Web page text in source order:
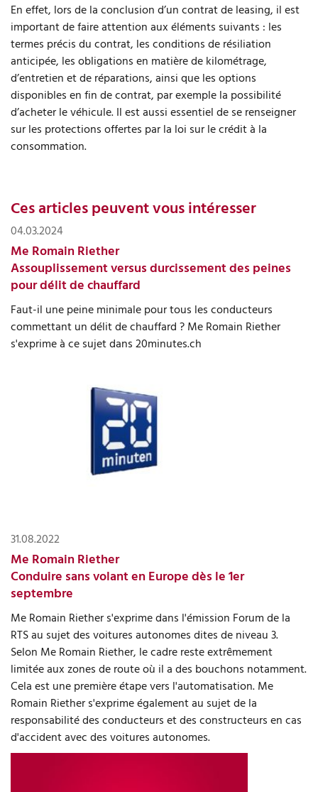
En effet, lors de la conclusion d’un contrat de leasing, il est
important de faire attention aux éléments suivants : les
termes précis du contrat, les conditions de résiliation
anticipée, les obligations en matière de kilométrage,
d’entretien et de réparations, ainsi que les options
disponibles en fin de contrat, par exemple la possibilité
d’acheter le véhicule. Il est aussi essentiel de se renseigner
sur les protections offertes par la loi sur le crédit à la
consommation.
Ces articles peuvent vous intéresser
04.03.2024
Me Romain Riether
Assouplissement versus durcissement des peines
pour délit de chauffard
Faut-il une peine minimale pour tous les conducteurs
commettant un délit de chauffard ? Me Romain Riether
s'exprime à ce sujet dans 20minutes.ch
31.08.2022
Me Romain Riether
Conduire sans volant en Europe dès le 1er
septembre
Me Romain Riether s'exprime dans l'émission Forum de la
RTS au sujet des voitures autonomes dites de niveau 3.
Selon Me Romain Riether, le cadre reste extrêmement
limitée aux zones de route où il a des bouchons notamment.
Cela est une première étape vers l'automatisation. Me
Romain Riether s'exprime également au sujet de la
responsabilité des conducteurs et des constructeurs en cas
d'accident avec des voitures autonomes.